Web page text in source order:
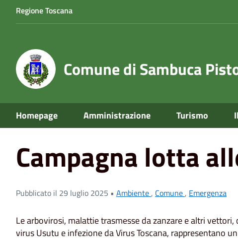
Regione Toscana
Comune di Sambuca
Homepage Amministrazione Turismo
Home News Campagna lotta alle Arbovirosi 2025
Campagna lotta
Pubblicato il 29 luglio 2025 • Ambiente, Comune, Emergenza
Le arbovirosi, malattie trasmesse da zanzare e altri
virus Usutu e infezione da Virus Toscana, rappresentano